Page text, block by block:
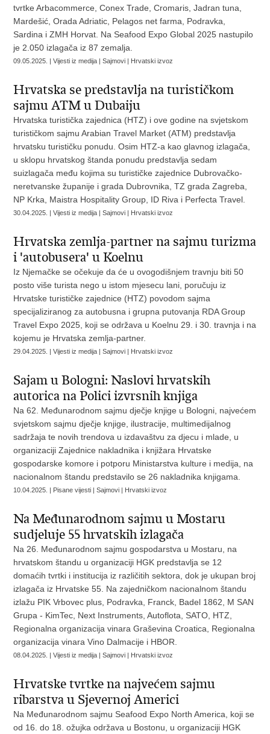
tvrtke Arbacommerce, Conex Trade, Cromaris, Jadran tuna,
Mardešić, Orada Adriatic, Pelagos net farma, Podravka,
Sardina i ZMH Horvat. Na Seafood Expo Global 2025 nastupilo
je 2.050 izlagača iz 87 zemalja.
09.05.2025. | Vijesti iz medija | Sajmovi | Hrvatski izvoz
Hrvatska se predstavlja na turističkom
sajmu ATM u Dubaiju
Hrvatska turistička zajednica (HTZ) i ove godine na svjetskom
turističkom sajmu Arabian Travel Market (ATM) predstavlja
hrvatsku turističku ponudu. Osim HTZ-a kao glavnog izlagača,
u sklopu hrvatskog štanda ponudu predstavlja sedam
suizlagača među kojima su turističke zajednice Dubrovačko-
neretvanske županije i grada Dubrovnika, TZ grada Zagreba,
NP Krka, Maistra Hospitality Group, ID Riva i Perfecta Travel.
30.04.2025. | Vijesti iz medija | Sajmovi | Hrvatski izvoz
Hrvatska zemlja-partner na sajmu turizma
i 'autobusera' u Koelnu
Iz Njemačke se očekuje da će u ovogodišnjem travnju biti 50
posto više turista nego u istom mjesecu lani, poručuju iz
Hrvatske turističke zajednice (HTZ) povodom sajma
specijaliziranog za autobusna i grupna putovanja RDA Group
Travel Expo 2025, koji se održava u Koelnu 29. i 30. travnja i na
kojemu je Hrvatska zemlja-partner.
29.04.2025. | Vijesti iz medija | Sajmovi | Hrvatski izvoz
Sajam u Bologni: Naslovi hrvatskih
autorica na Polici izvrsnih knjiga
Na 62. Međunarodnom sajmu dječje knjige u Bologni, najvećem
svjetskom sajmu dječje knjige, ilustracije, multimedijalnog
sadržaja te novih trendova u izdavaštvu za djecu i mlade, u
organizaciji Zajednice nakladnika i knjižara Hrvatske
gospodarske komore i potporu Ministarstva kulture i medija, na
nacionalnom štandu predstavilo se 26 nakladnika knjigama.
10.04.2025. | Pisane vijesti | Sajmovi | Hrvatski izvoz
Na Međunarodnom sajmu u Mostaru
sudjeluje 55 hrvatskih izlagača
Na 26. Međunarodnom sajmu gospodarstva u Mostaru, na
hrvatskom štandu u organizaciji HGK predstavlja se 12
domaćih tvrtki i institucija iz različitih sektora, dok je ukupan broj
izlagača iz Hrvatske 55. Na zajedničkom nacionalnom štandu
izlažu PIK Vrbovec plus, Podravka, Franck, Badel 1862, M SAN
Grupa - KimTec, Next Instruments, Autoflota, SATO, HTZ,
Regionalna organizacija vinara Graševina Croatica, Regionalna
organizacija vinara Vino Dalmacije i HBOR.
08.04.2025. | Vijesti iz medija | Sajmovi | Hrvatski izvoz
Hrvatske tvrtke na najvećem sajmu
ribarstva u Sjevernoj Americi
Na Međunarodnom sajmu Seafood Expo North America, koji se
od 16. do 18. ožujka održava u Bostonu, u organizaciji HGK